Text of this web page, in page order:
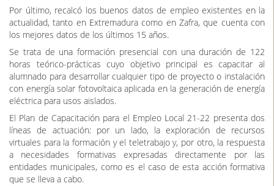
Por último, recalcó los buenos datos de empleo existentes en la
actualidad, tanto en Extremadura como en Zafra, que cuenta con
los mejores datos de los últimos 15 años.
Se trata de una formación presencial con una duración de 122
horas teórico-prácticas cuyo objetivo principal es capacitar al
alumnado para desarrollar cualquier tipo de proyecto o instalación
con energía solar fotovoltaica aplicada en la generación de energía
eléctrica para usos aislados.
El Plan de Capacitación para el Empleo Local 21-22 presenta dos
líneas de actuación: por un lado, la exploración de recursos
virtuales para la formación y el teletrabajo y, por otro, la respuesta
a necesidades formativas expresadas directamente por las
entidades municipales, como es el caso de esta acción formativa
que se lleva a cabo.